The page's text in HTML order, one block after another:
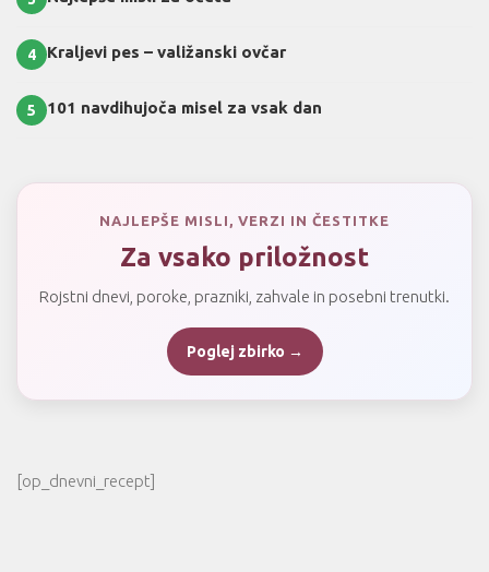
4 Kraljevi pes – valižanski ovčar
5 101 navdihujoča misel za vsak dan
NAJLEPŠE MISLI, VERZI IN ČESTITKE
Za vsako priložnost
Rojstni dnevi, poroke, prazniki, zahvale in posebni trenutki.
Poglej zbirko →
[op_dnevni_recept]